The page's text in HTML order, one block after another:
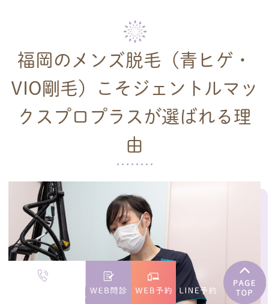
福岡のメンズ脱毛（青ヒゲ・
VIO剛毛）こそ ジェントルマッ
クスプロプラスが選ばれる理
由